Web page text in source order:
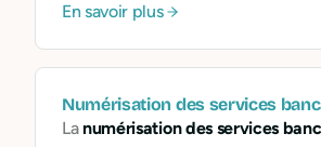
En savoir plus
Numérisation des services
Lanumérisation des services